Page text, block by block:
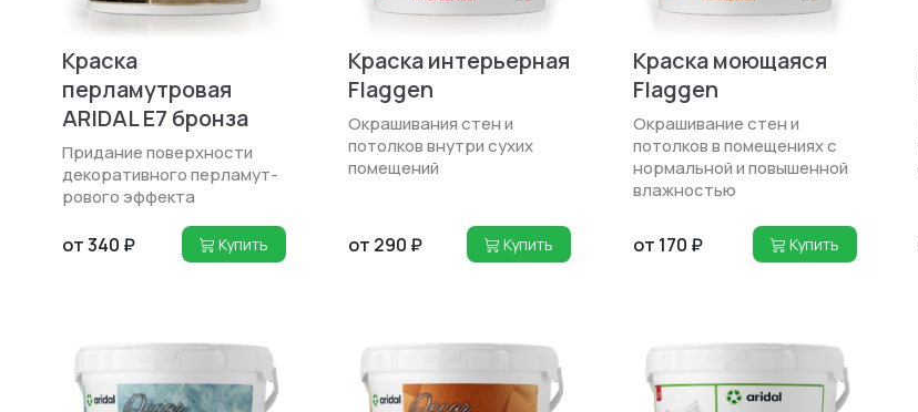
Краска
перламутровая
ARIDAL E7 бронза
Придание поверхности
декоративного перламут­
рового эффекта
от 340 ₽ Купить
Краска интерьерная
Flaggen
Окрашивания стен и
потолков внутри сухих
помещений
от 290 ₽ Купить
Краска моющаяся
Flaggen
Окрашивание стен и
потолков в помещениях с
нормальной и повышен­ной
влажностью
от 170 ₽ Купить